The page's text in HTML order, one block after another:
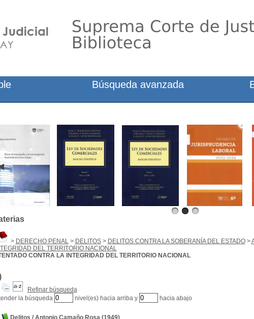
> DERECHO PENAL> DELITOS> DELITOS CONTRA LA SOBERANÍA DEL ESTADO>
DEL TERRITORIO NACIONAL
CONTRA LA INTEGRIDAD DEL TERRITORIO NACIONAL
Refinar búsqueda
la búsqueda
nivel(es) hacia arriba y hacia abajo
Delitos / Antonio Camaño Rosa(1949)
Búsqueda avanzada